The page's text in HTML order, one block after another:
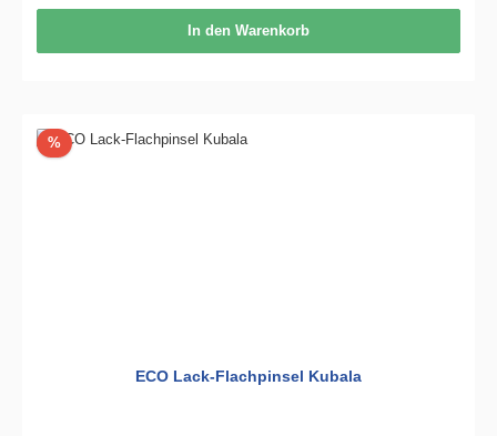
In den Warenkorb
%Rabatt
ECO Lack-Flachpinsel Kubala